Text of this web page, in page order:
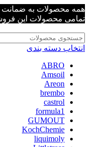
همه محصولات به ضمانت
تمامی محصولات این
انتخاب دسته بندی
ABRO
Amsoil
Areon
brembo
castrol
formula1
GUMOUT
KochChemie
liquimoly